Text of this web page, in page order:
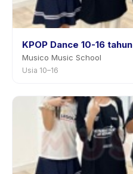
KPOP Dance 10-16 tahun
Musico Music School
Usia 10–16